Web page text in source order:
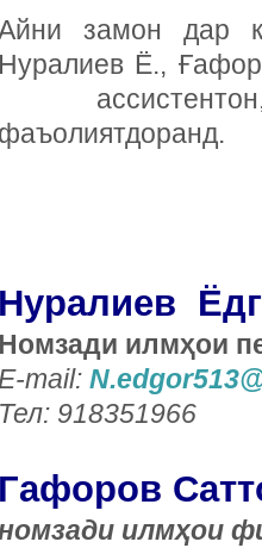
замон дар
Нуралиев Ё.,
фаъолиятдоранд.
Нуралиев
Номзади илмҳои
E-mail:
Тел: 918351966
Гафоров
илмҳои